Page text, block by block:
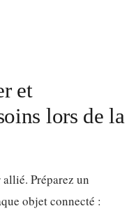
et
lors de la
Préparez un
objet connecté :